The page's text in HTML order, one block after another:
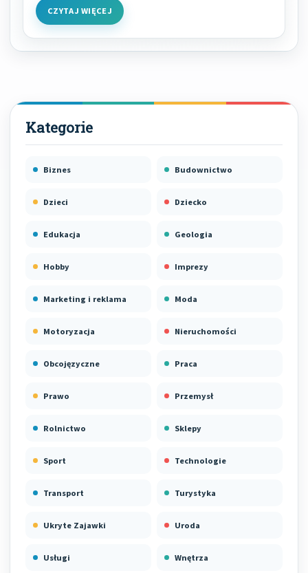
CZYTAJ WIĘCEJ
Biznes Budownictwo
Dzieci Dziecko
Edukacja Geologia
Hobby Imprezy
Marketing i reklama Moda
Motoryzacja Nieruchomości
Obcojęzyczne Praca
Prawo Przemysł
Rolnictwo Sklepy
Sport Technologie
Transport Turystyka
Ukryte Zajawki Uroda
Usługi Wnętrza